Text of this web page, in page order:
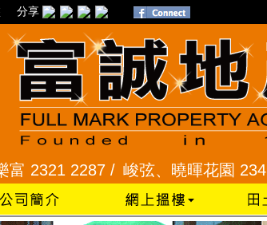
分享
2287 / 峻弦、曉暉花園 2345 1286 /